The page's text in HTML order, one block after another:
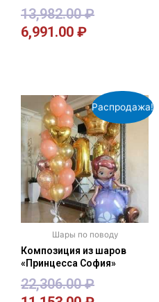
13,982.00₽
6,991.00 ₽
Распродажа!
Шары по поводу
Композиция из шаров
«Принцесса София»
22,306.00₽